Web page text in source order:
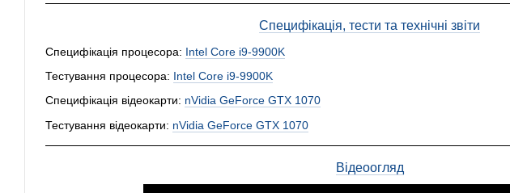
Специфікація, тести та технічні звіти
Специфікація процесора: Intel Core i9-9900K
Тестування процесора: Intel Core i9-9900K
Специфікація відеокарти: nVidia GeForce GTX 1070
Тестування відеокарти: nVidia GeForce GTX 1070
Відеоогляд